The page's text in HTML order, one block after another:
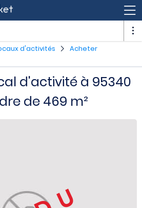
d'activités
Acheter
d'activité à 95340
de 469 m²